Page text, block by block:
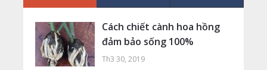
Cách chiết cành hoa hồng
đảm bảo sống 100%
Th3 30, 2019